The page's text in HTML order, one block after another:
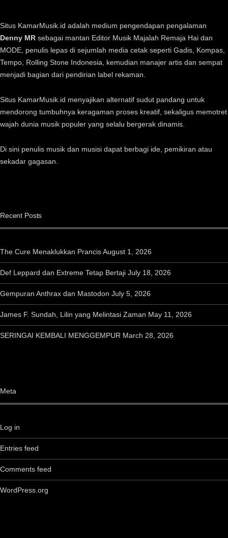
Situs KamarMusik.id adalah medium pengendapan pengalaman
Denny MR sebagai mantan Editor Musik Majalah Remaja Hai dan
MODE, penulis lepas di sejumlah media cetak seperti Gadis, Kompas,
Tempo, Rolling Stone Indonesia, kemudian manajer artis dan sempat
menjadi bagian dari pendirian label rekaman.
Situs KamarMusik.id menyajikan alternatif sudut pandang untuk
mendorong tumbuhnya keragaman proses kreatif, sekaligus memotret
wajah dunia musik populer yang selalu bergerak dinamis.
Di sini penulis musik dan musisi dapat berbagi ide, pemikiran atau
sekadar gagasan.
Recent Posts
The Cure Menaklukkan Prancis August 1, 2026
Def Leppard dan Extreme Tetap Bertaji July 18, 2026
Gempuran Anthrax dan Mastodon July 5, 2026
James F. Sundah, Lilin yang Melintasi Zaman May 11, 2026
SERINGAI KEMBALI MENGGEMPUR March 28, 2026
Meta
Log in
Entries feed
Comments feed
WordPress.org